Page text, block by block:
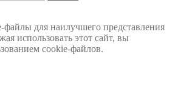
для наилучшего представления
использовать этот сайт, вы
cookie-файлов.